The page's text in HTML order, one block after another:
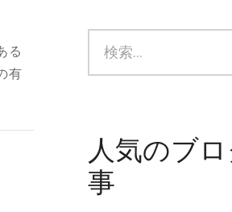
る
有
索:
人気のブ
事